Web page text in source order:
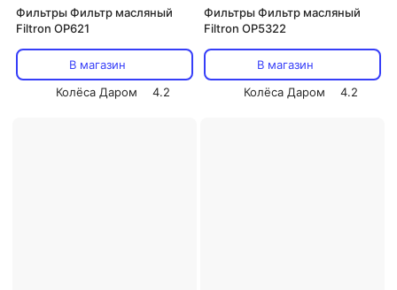
Фильтры Фильтр масляный
Filtron OP621
В магазин
Колёса Даром
4.2
Фильтры Фильтр масляный
Filtron OP5322
В магазин
Колёса Даром
4.2